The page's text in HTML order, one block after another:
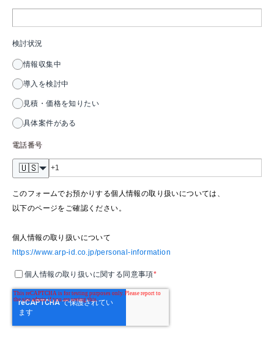
検討状況
情報収集中
導入を検討中
見積・価格を知りたい
具体案件がある
電話番号
🇺🇸
このフォームでお預かりする個人情報の取り扱いについては、
以下のページをご確認ください。
個人情報の取り扱いについて
https://www.arp-id.co.jp/personal-information
個人情報の取り扱いに関する同意事項*